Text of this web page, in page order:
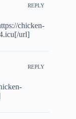
REPLY
chicken-
url]
REPLY